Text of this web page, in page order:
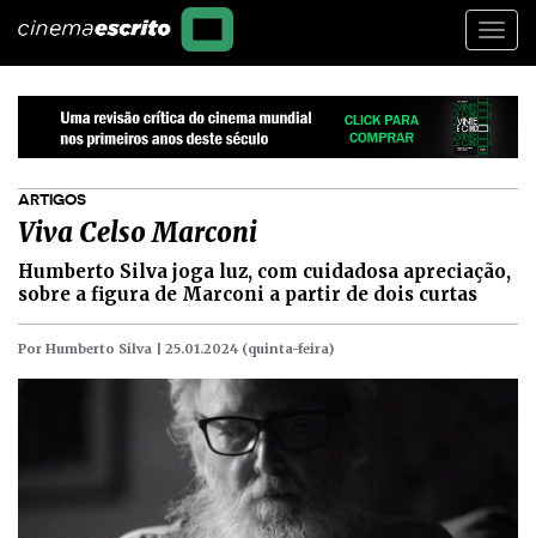
ARTIGOS
Viva Celso Marconi
Humberto Silva joga luz, com cuidadosa apreciação,
sobre a figura de Marconi a partir de dois curtas
Por Humberto Silva | 25.01.2024 (quinta-feira)